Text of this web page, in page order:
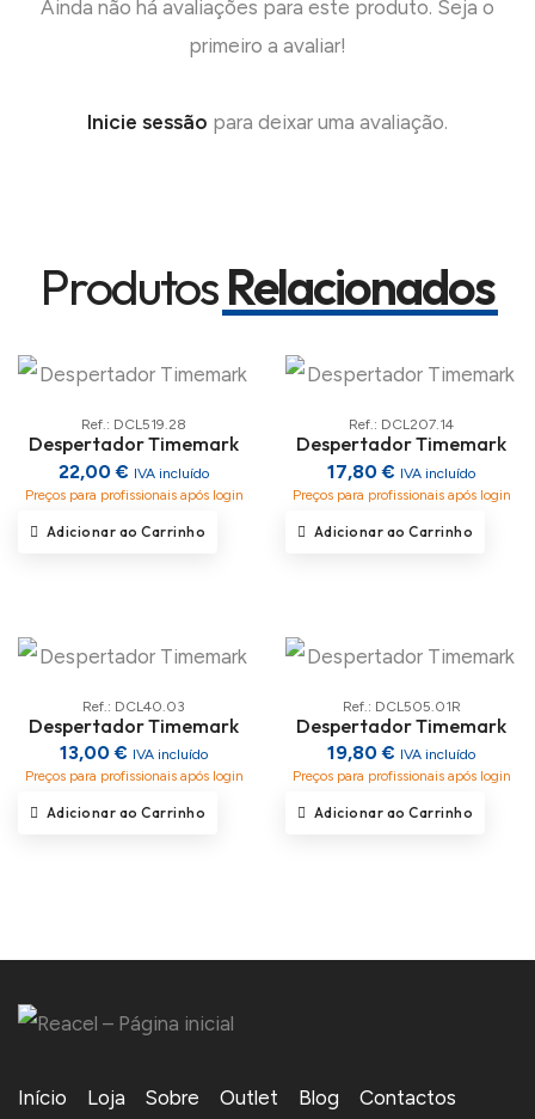
Ainda não há avaliações para este produto. Seja o
primeiro a avaliar!
Inicie sessão para deixar uma avaliação.
ProdutosRelacionados
Ref.: DCL519.28
Despertador Timemark
22,00 € IVA incluído
Preços para profissionais após login
Adicionar ao Carrinho
Ref.: DCL207.14
Despertador Timemark
17,80 € IVA incluído
Preços para profissionais após login
Adicionar ao Carrinho
Ref.: DCL40.03
Despertador Timemark
13,00 € IVA incluído
Preços para profissionais após login
Adicionar ao Carrinho
Ref.: DCL505.01R
Despertador Timemark
19,80 € IVA incluído
Preços para profissionais após login
Adicionar ao Carrinho
Início Loja Sobre Outlet Blog Contactos